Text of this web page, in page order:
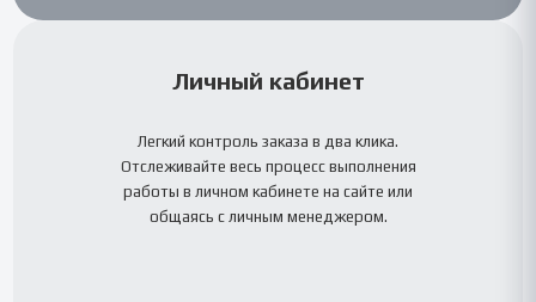
Личный кабинет
Легкий контроль заказа в два клика.
Отслеживайте весь процесс выполнения
работы в личном кабинете на сайте или
общаясь с личным менеджером.